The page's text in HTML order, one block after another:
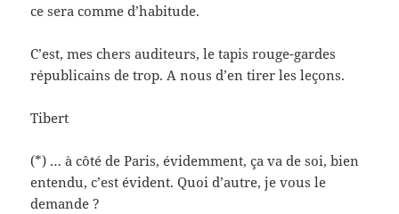
ce sera comme d’habitude.
C’est, mes chers auditeurs, le tapis rouge-gardes
républicains de trop. A nous d’en tirer les leçons.
Tibert
(*) … à côté de Paris, évidemment, ça va de soi, bien
entendu, c’est évident. Quoi d’autre, je vous le
demande ?